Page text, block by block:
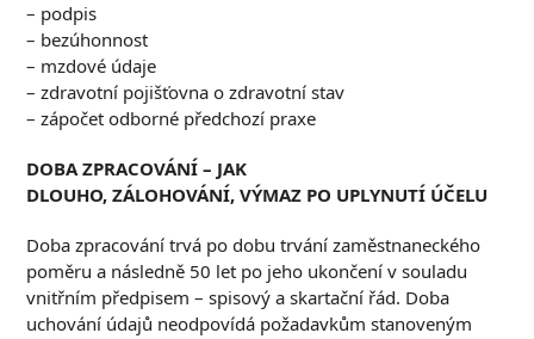
– podpis
– bezúhonnost
– mzdové údaje
– zdravotní pojišťovna o zdravotní stav
– zápočet odborné předchozí praxe
DOBA ZPRACOVÁNÍ – JAK
DLOUHO, ZÁLOHOVÁNÍ, VÝMAZ PO UPLYNUTÍ ÚČELU
Doba zpracování trvá po dobu trvání zaměstnaneckého
poměru a následně 50 let po jeho ukončení v souladu
vnitřním předpisem – spisový a skartační řád. Doba
uchování údajů neodpovídá požadavkům stanoveným